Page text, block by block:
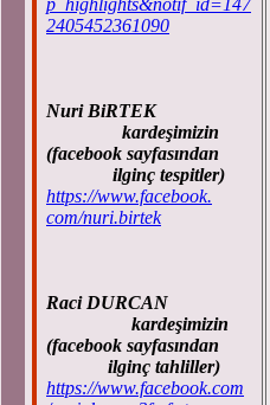
p_highlights&notif_id=147
2405452361090
Nuri BiRTEK
kardeşimizin
(facebook sayfasından
ilginç tespitler)
https://www.facebook.
com/nuri.birtek
Raci DURCAN
kardeşimizin
(facebook sayfasından
ilginç tahliller)
https://www.facebook.com